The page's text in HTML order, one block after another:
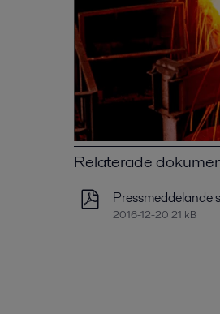
Relaterade
Pressmeddelande
2016-12-20 21 kB